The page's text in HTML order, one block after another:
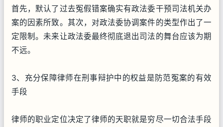
首先，默认了过去冤假错案确实有政法委干预司法机关办
案的因素所致。其次，对政法委协调案件的类型作出了一
定限制。未来让政法委最终彻底退出司法的舞台应该为期
不远。
3、充分保障律师在刑事辩护中的权益是防范冤案的有效
手段
律师的职业定位决定了律师的天职就是穷尽一切合法手段